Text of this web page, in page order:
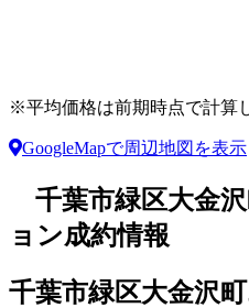
※平均価格は前期時点で計算
GoogleMapで周辺地図を表示
千葉市緑区大金
ョン成約情報
千葉市緑区大金沢